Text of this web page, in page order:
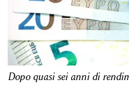
Dopo quasi sei anni di